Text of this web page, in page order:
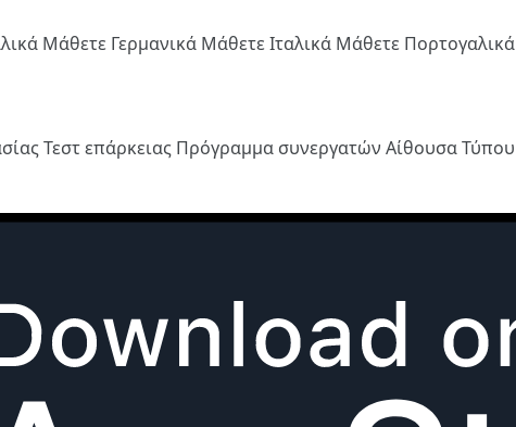
Μάθετε Γερμανικά Μάθετε Ιταλικά Μάθετε Πορτογαλικά
Τεστ επάρκειας Πρόγραμμα συνεργατών Αίθουσα Τύπου